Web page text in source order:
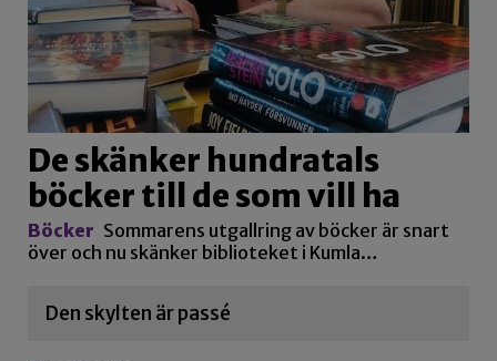
De skänker hundratals
böcker till de som vill ha
Böcker Sommarens utgallring av böcker är snart
över och nu skänker biblioteket i Kumla…
Den skylten är passé